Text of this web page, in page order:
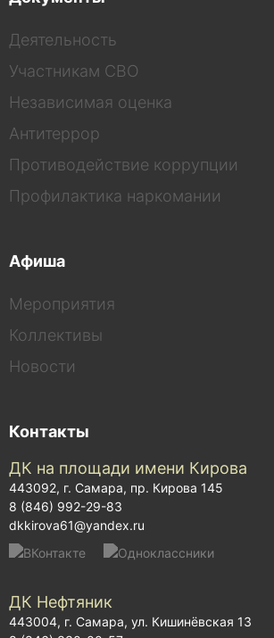
Деятельность
Участникам СВО
Независимая оценка
Антитеррор
Противодействие коррупции
Профилактика наркомании
Афиша
Мероприятия
Коллективы
Новости
Контакты
ДК на площади имени Кирова
443092, г. Самара, пр. Кирова 145
8 (846) 992-29-83
dkkirova61@yandex.ru
ДК Нефтяник
443004, г. Самара, ул. Кишинёвская 13